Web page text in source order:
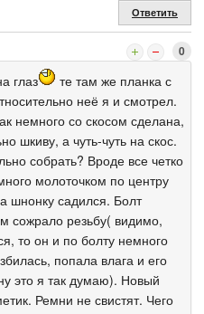
Ответить
0
глаз
те там же планка с
неё я и смотрел.
немного со скосом сделана,
шкиву, а чуть-чуть на скос.
собрать? Вроде все четко
молоточком по центру
шнонку садился. Болт
сожрало резьбу( видимо,
то он и по болту немного
попала влага и его
это я так думаю). Новый
Ремни не свистят. Чего